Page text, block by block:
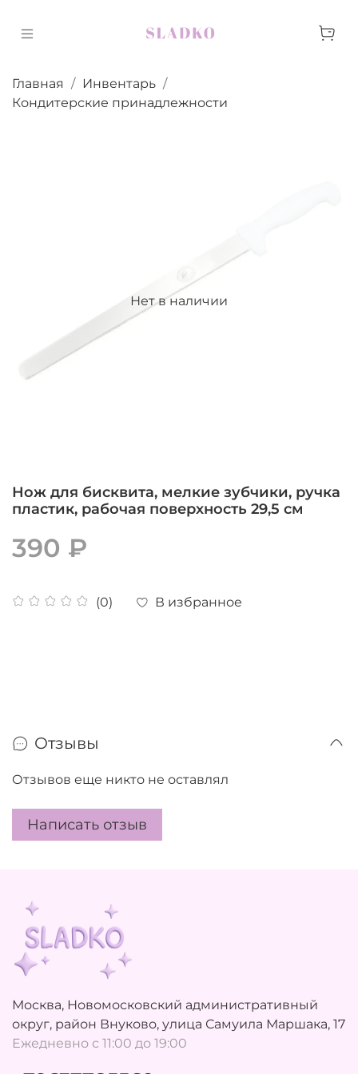
Главная
Инвентарь
Кондитерские принадлежности
Нет в наличии
Нож для бисквита, мелкие зубчики, ручка
пластик, рабочая поверхность 29,5 см
(0) В избранное
390 ₽
Отзывы
Отзывов еще никто не оставлял
Написать отзыв
Москва, Новомосковский административный
округ, район Внуково, улица Самуила Маршака, 17
Ежедневно с 11:00 до 19:00